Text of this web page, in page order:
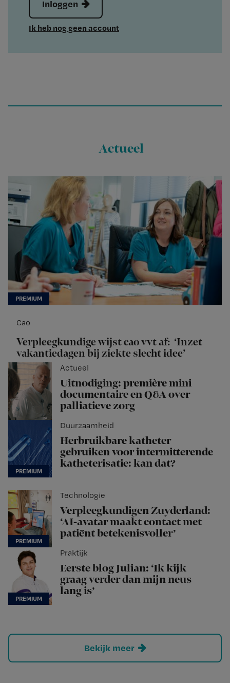
Inloggen
Ik heb nog geen account
Actueel
Cao
Verpleegkundige wijst cao vvt af: ‘Inzet
vakantiedagen bij ziekte slecht idee’
Actueel
Uitnodiging: première mini
documentaire en Q&A over
palliatieve zorg
Duurzaamheid
Herbruikbare katheter
gebruiken voor intermitterende
katheterisatie: kan dat?
Technologie
Verpleegkundigen Zuyderland:
‘AI-avatar maakt contact met
patiënt betekenisvoller’
Praktijk
Eerste blog Julian: ‘Ik kijk
graag verder dan mijn neus
lang is’
Bekijk meer